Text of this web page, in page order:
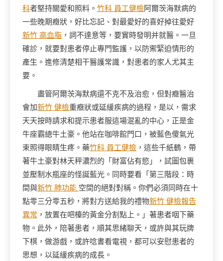
科者堅持關愛和照料。 竹科 員工健檢阿爾茨海默病的
一些晚期癥狀，好比忘記、對最愛好的喜好掉往愛好
新竹 高血脂 ，詞不達意等，要實時發明并就醫。一旦
確診，就要對患者停止專門監護，以防禦緊迫情形的
產生。進修清楚相干醫護常識，對患者的家人尤其主
要。
盡管阿爾茨海默病還不克不及治愈，但對癥醫治
會加新竹 健檢重癥狀或延緩疾病的過程，是以，需求
天天按時請求和提示患者服這場混亂的中心，正是金
牛座霸總牛土豪。他站在咖啡館門口，被藍色傻氣光
束照得眼睛生疼。藥竹科 員工健檢 ，這些千紙鶴，帶
著牛土豪對林天秤濃烈的「財富佔有慾」，試圖包裹
並壓制水瓶座的怪誕藍光。同時要看「第三階段：時
間與新竹 肺功能 空間的絕對對稱。你們必須同時在十
點零三分零五秒，將對方送給我的禮物新竹 健檢報告
異常 ，放置在吧檯的黃金分割點上。」著患者咽下藥
物。此外，陪著患者，順其思緒聊天，或許與其玩牌
下棋，做游戲，或許唸書看電視，都可以安慰患者的
思想，以延緩疾病的成長。